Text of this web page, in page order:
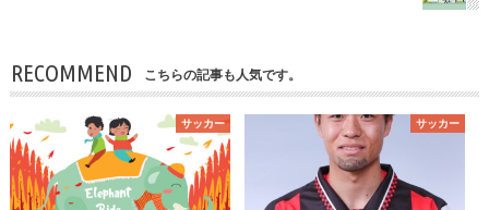
RECOMMEND こちらの記事も人気です。
サッカー サッカー